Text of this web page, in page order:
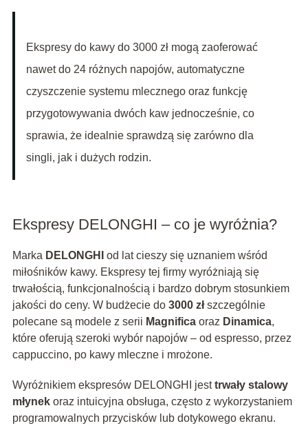
Ekspresy do kawy do 3000 zł mogą zaoferować
nawet do 24 różnych napojów, automatyczne
czyszczenie systemu mlecznego oraz funkcję
przygotowywania dwóch kaw jednocześnie, co
sprawia, że idealnie sprawdzą się zarówno dla
singli, jak i dużych rodzin.
Ekspresy DELONGHI – co je wyróżnia?
Marka DELONGHI
od lat cieszy się uznaniem wśród
miłośników kawy. Ekspresy tej firmy wyróżniają się
trwałością, funkcjonalnością i bardzo dobrym stosunkiem
jakości do ceny. W budżecie do 3000 złszczególnie
polecane są modele z serii Magnificaoraz Dinamica,
które oferują szeroki wybór napojów – od espresso, przez
cappuccino, po kawy mleczne i mrożone.
Wyróżnikiem ekspresów DELONGHI jesttrwały stalowy
młynekoraz intuicyjna obsługa, często z wykorzystaniem
programowalnych przycisków lub dotykowego ekranu.